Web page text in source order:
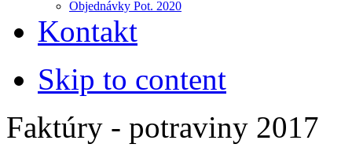
Objednávky Pot. 2020
Kontakt
Skip to content
Faktúry - potraviny 2017